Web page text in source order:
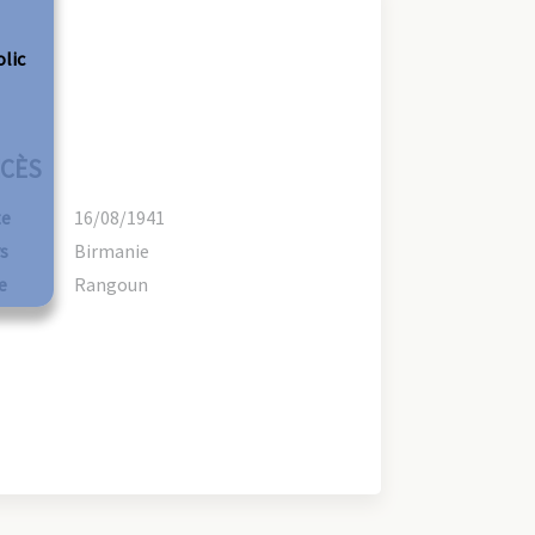
16/08/1941
Birmanie
Rangoun